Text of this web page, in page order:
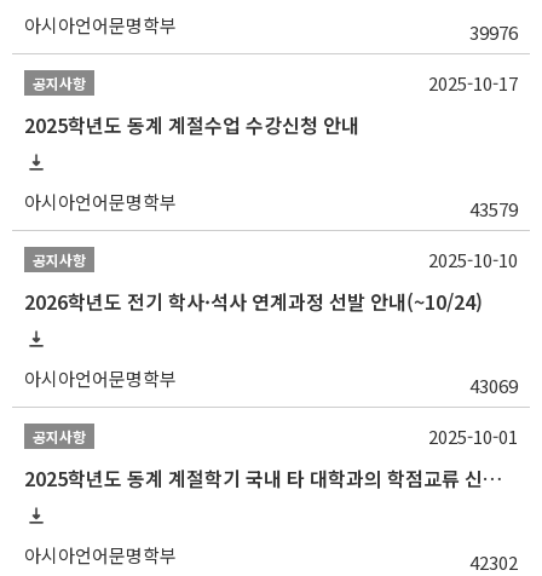
아시아언어문명학부 39976
공지사항
2025학년도 동계 계절수업 수강신청 안내
아시아언어문명학부 43579
2025-10-17
공지사항
2026학년도 전기 학사·석사 연계과정 선발 안내(~10/24)
아시아언어문명학부 43069
2025-10-10
공지사항
2025학년도 동계 계절학기 국내 타 대학과의 학점교류 신청 안내
아시아언어문명학부 42302
2025-10-01